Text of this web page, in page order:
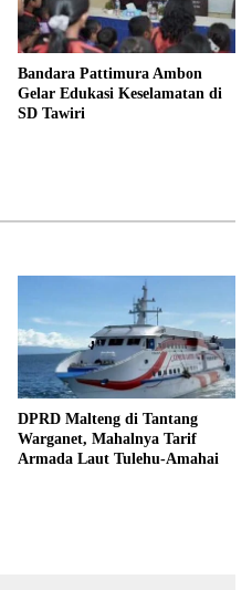
Bandara Pattimura Ambon
Gelar Edukasi Keselamatan di
SD Tawiri
DPRD Malteng di Tantang
Warganet, Mahalnya Tarif
Armada Laut Tulehu-Amahai